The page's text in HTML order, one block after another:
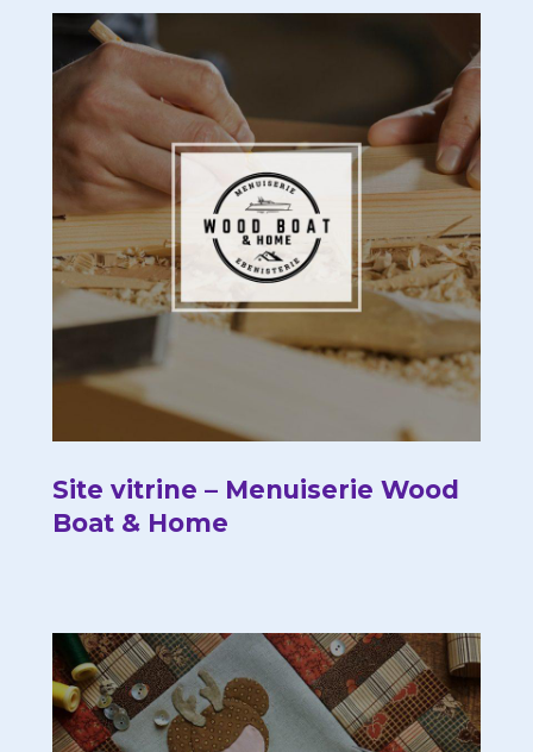
Site vitrine – Menuiserie Wood
Boat & Home